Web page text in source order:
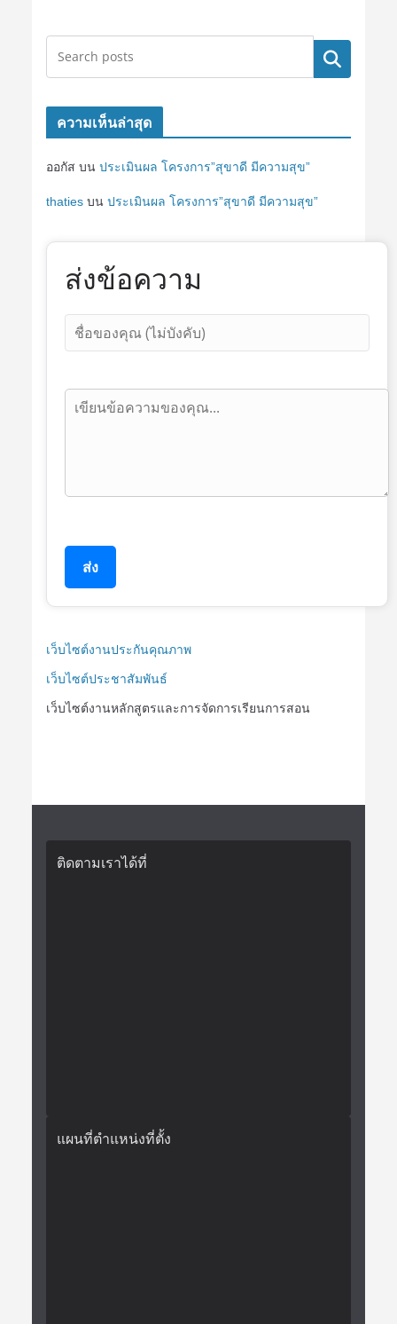
ค้นหา
ความเห็นล่าสุด
ออกัส บน ประเมินผล โครงการ”สุขาดี มีความสุข”
thatiesบน ประเมินผล โครงการ”สุขาดี มีความสุข”
ส่งข้อความ
ส่ง
เว็บไซต์งานประกันคุณภาพ
เว็บไซต์ประชาสัมพันธ์
เว็บไซต์งานหลักสูตรและการจัดการเรียนการสอน
ติดตามเราได้ที่
แผนที่ตำแหน่งที่ตั้ง